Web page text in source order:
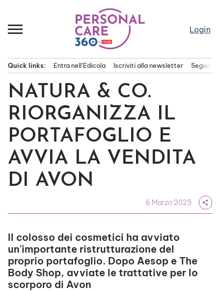
contenuto
Login
principale
Quick links: Entra nell’Edicola Iscriviti alla newsletter Seguici
NATURA & CO.
RIORGANIZZA IL
PORTAFOGLIO E
AVVIA LA VENDITA
DI AVON
6 Marzo 2025 share
Il colosso dei cosmetici ha avviato
un'importante ristrutturazione del
proprio portafoglio. Dopo Aesop e The
Body Shop, avviate le trattative per lo
scorporo di Avon